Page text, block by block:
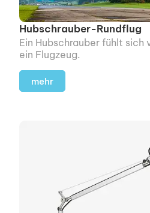
Hubschrauber-Rundflug
Ein Hubschrauber fühlt sich
ein Flugzeug.
mehr